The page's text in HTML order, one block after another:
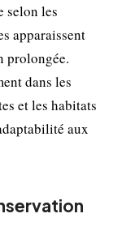
selon les
apparaissent
prolongée.
dans les
et les habitats
aux